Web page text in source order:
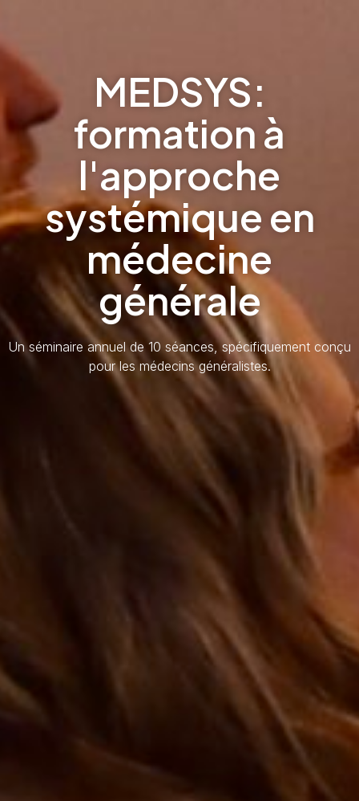
MEDSYS:
formation à
l'approche
systémique en
médecine
générale
Un séminaire annuel de 10 séances, spécifiquement conçu
pour les médecins généralistes.